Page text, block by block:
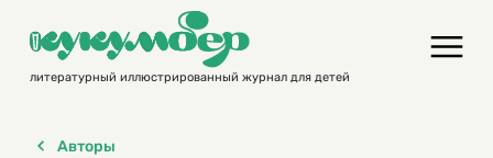
contentлитературный иллюстрированный журнал для детей
Авторы